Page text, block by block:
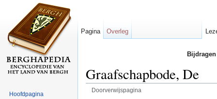
Graafschapbode, De
Doorverwijspagina
Pagina Overleg
Hoofdpagina